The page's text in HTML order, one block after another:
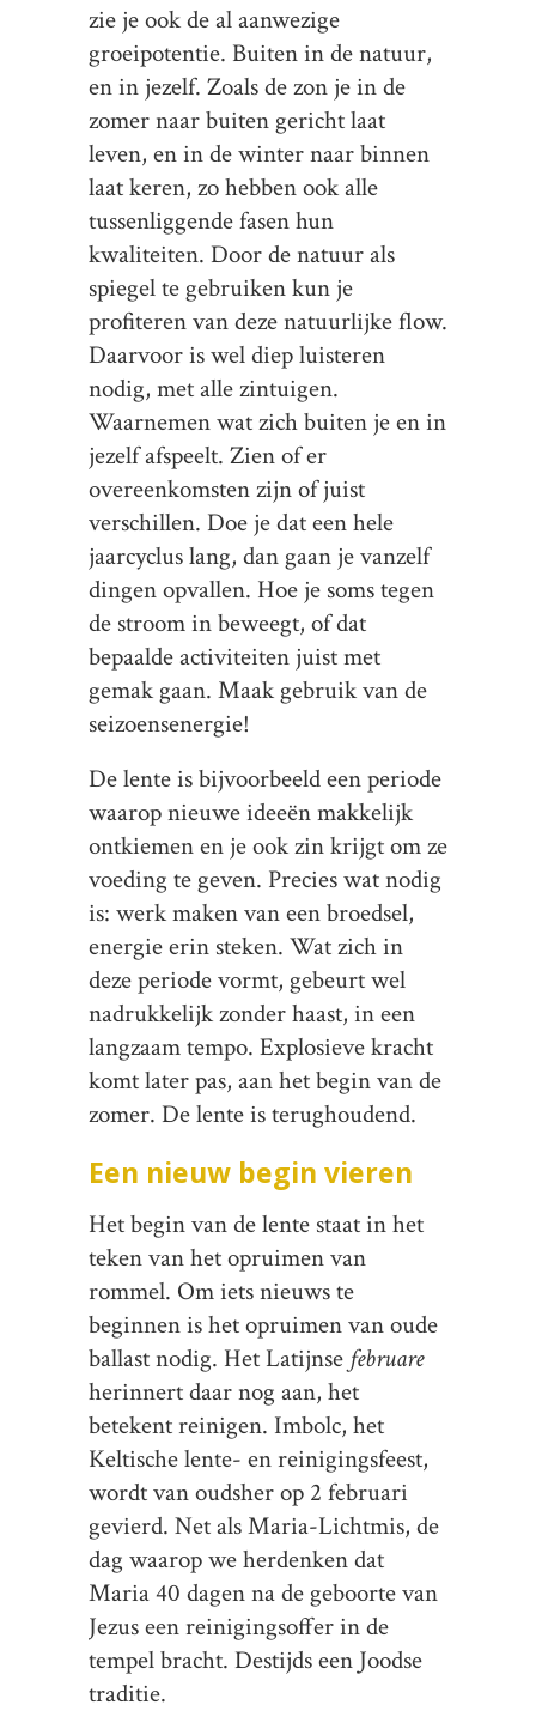
zie je ook de al aanwezige
groeipotentie. Buiten in de natuur,
en in jezelf. Zoals de zon je in de
zomer naar buiten gericht laat
leven, en in de winter naar binnen
laat keren, zo hebben ook alle
tussenliggende fasen hun
kwaliteiten. Door de natuur als
spiegel te gebruiken kun je
profiteren van deze natuurlijke flow.
Daarvoor is wel diep luisteren
nodig, met alle zintuigen.
Waarnemen wat zich buiten je en in
jezelf afspeelt. Zien of er
overeenkomsten zijn of juist
verschillen. Doe je dat een hele
jaarcyclus lang, dan gaan je vanzelf
dingen opvallen. Hoe je soms tegen
de stroom in beweegt, of dat
bepaalde activiteiten juist met
gemak gaan. Maak gebruik van de
seizoensenergie!
De lente is bijvoorbeeld een periode
waarop nieuwe ideeën makkelijk
ontkiemen en je ook zin krijgt om ze
voeding te geven. Precies wat nodig
is: werk maken van een broedsel,
energie erin steken. Wat zich in
deze periode vormt, gebeurt wel
nadrukkelijk zonder haast, in een
langzaam tempo. Explosieve kracht
komt later pas, aan het begin van de
zomer. De lente is terughoudend.
Een nieuw begin vieren
Het begin van de lente staat in het
teken van het opruimen van
rommel. Om iets nieuws te
beginnen is het opruimen van oude
ballast nodig. Het Latijnse februare
herinnert daar nog aan, het
betekent reinigen. Imbolc, het
Keltische lente- en reinigingsfeest,
wordt van oudsher op 2 februari
gevierd. Net als Maria-Lichtmis, de
dag waarop we herdenken dat
Maria 40 dagen na de geboorte van
Jezus een reinigingsoffer in de
tempel bracht. Destijds een Joodse
traditie.